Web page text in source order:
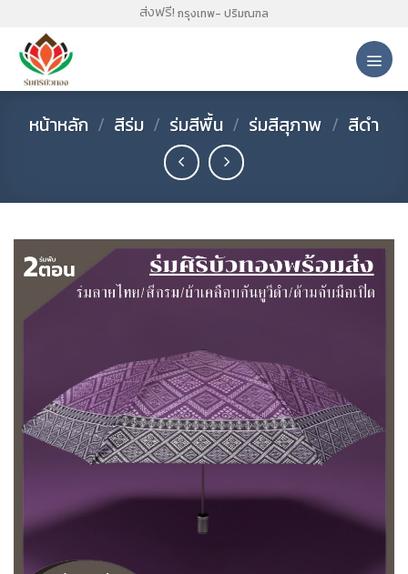
content
ส่งฟรี! กรุงเทพ- ปริมณฑล
หน้าหลัก / สีร่ม / ร่มสีพื้น / ร่มสีสุภาพ / สีดำ